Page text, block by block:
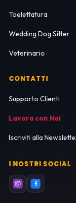
Toelettatura
Wedding Dog Sitter
Veterinario
CONTATTI
Supporto Clienti
Lavora con Noi
Iscriviti alla
I NOSTRI SOCIAL